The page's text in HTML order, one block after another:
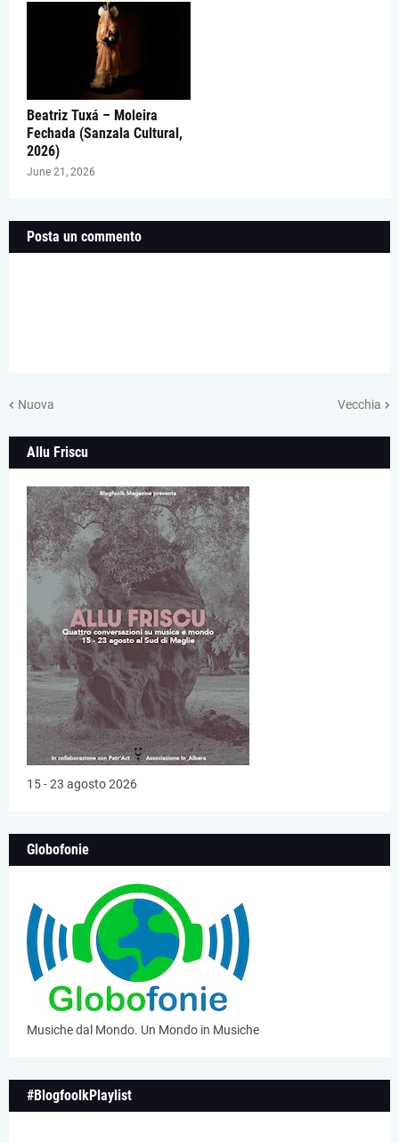
Beatriz Tuxá – Moleira
Fechada (Sanzala Cultural,
2026)
June 21, 2026
Posta un commento
Nuova Vecchia
Allu Friscu
15 - 23 agosto 2026
Globofonie
Musiche dal Mondo. Un Mondo in Musiche
#BlogfoolkPlaylist